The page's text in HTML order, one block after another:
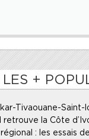
+
Tivaouane-Saint-
retrouve la Côte
: les essais